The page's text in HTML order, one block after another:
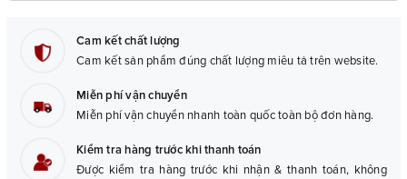
Cam kết chất lượng
Cam kết sản phẩm đúng chất lượng miêu tả trên website.
Miễn phí vận chuyển
Miễn phí vận chuyển nhanh toàn quốc toàn bộ đơn hàng.
Kiểm tra hàng trước khi thanh toán
Được kiểm tra hàng trước khi nhận & thanh toán, không